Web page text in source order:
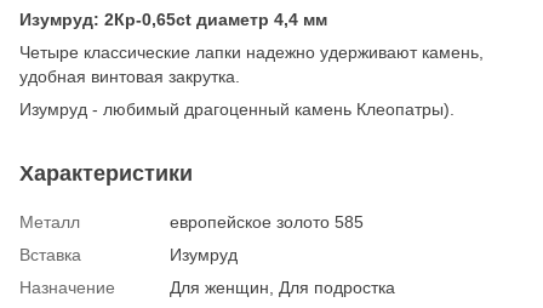
Изумруд: 2Кр-0,65ct диаметр 4,4 мм
Четыре классические лапки надежно удерживают камень,
удобная винтовая закрутка.
Изумруд - любимый драгоценный камень Клеопатры).
Характеристики
Металл
европейское золото 585
Вставка
Изумруд
Назначение
Для женщин, Для подростка